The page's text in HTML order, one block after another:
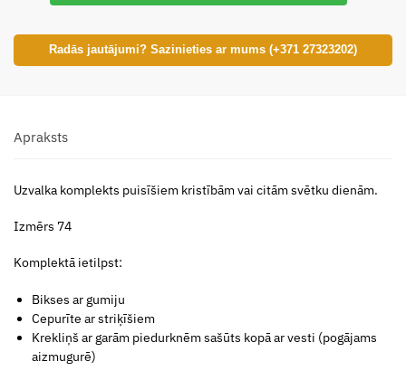
Radās jautājumi? Sazinieties ar mums (+371 27323202)
Apraksts
Uzvalka komplekts puisīšiem kristībām vai citām svētku dienām.
Izmērs 74
Komplektā ietilpst:
Bikses ar gumiju
Cepurīte ar striķīšiem
Krekliņš ar garām piedurknēm sašūts kopā ar vesti (pogājams
aizmugurē)